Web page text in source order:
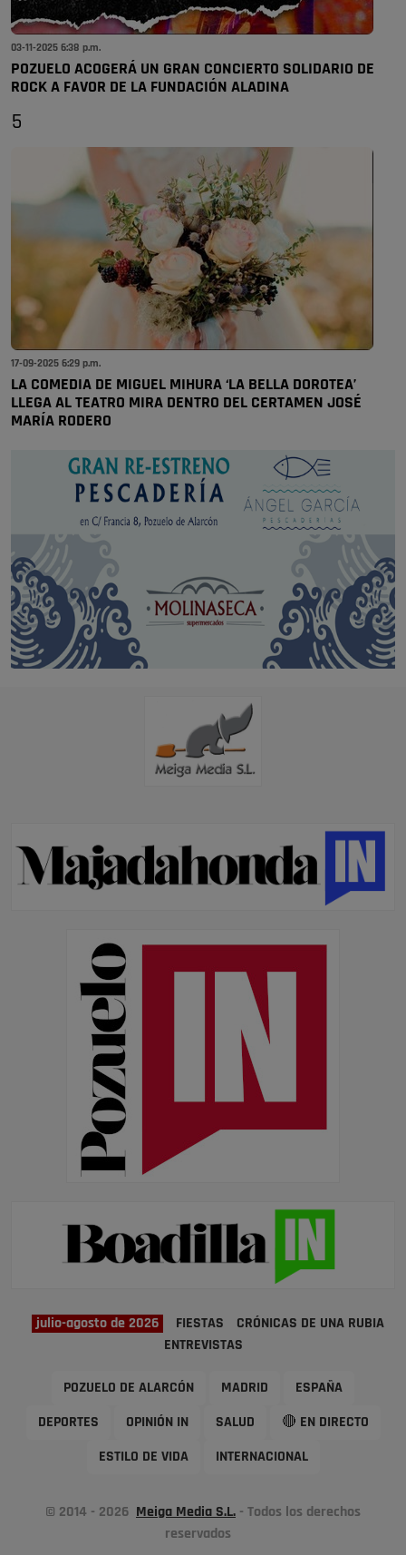
03-11-2025 6:38 p.m.
POZUELO ACOGERÁ UN GRAN CONCIERTO SOLIDARIO DE
ROCK A FAVOR DE LA FUNDACIÓN ALADINA
5
17-09-2025 6:29 p.m.
LA COMEDIA DE MIGUEL MIHURA ‘LA BELLA DOROTEA’
LLEGA AL TEATRO MIRA DENTRO DEL CERTAMEN JOSÉ
MARÍA RODERO
julio-agosto de 2026 FIESTAS
CRÓNICAS DE UNA RUBIA
ENTREVISTAS
POZUELO DE ALARCÓN MADRID ESPAÑA
DEPORTES OPINIÓN IN SALUD 🔴 EN DIRECTO
ESTILO DE VIDA INTERNACIONAL
© 2014 - 2026 Meiga Media S.L. - Todos los derechos
reservados